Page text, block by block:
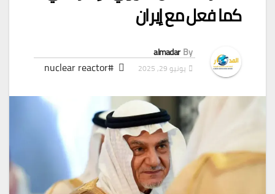
كما فعل مع إيران
By
almadar
يونيو 29, 2025 #nuclear reactor